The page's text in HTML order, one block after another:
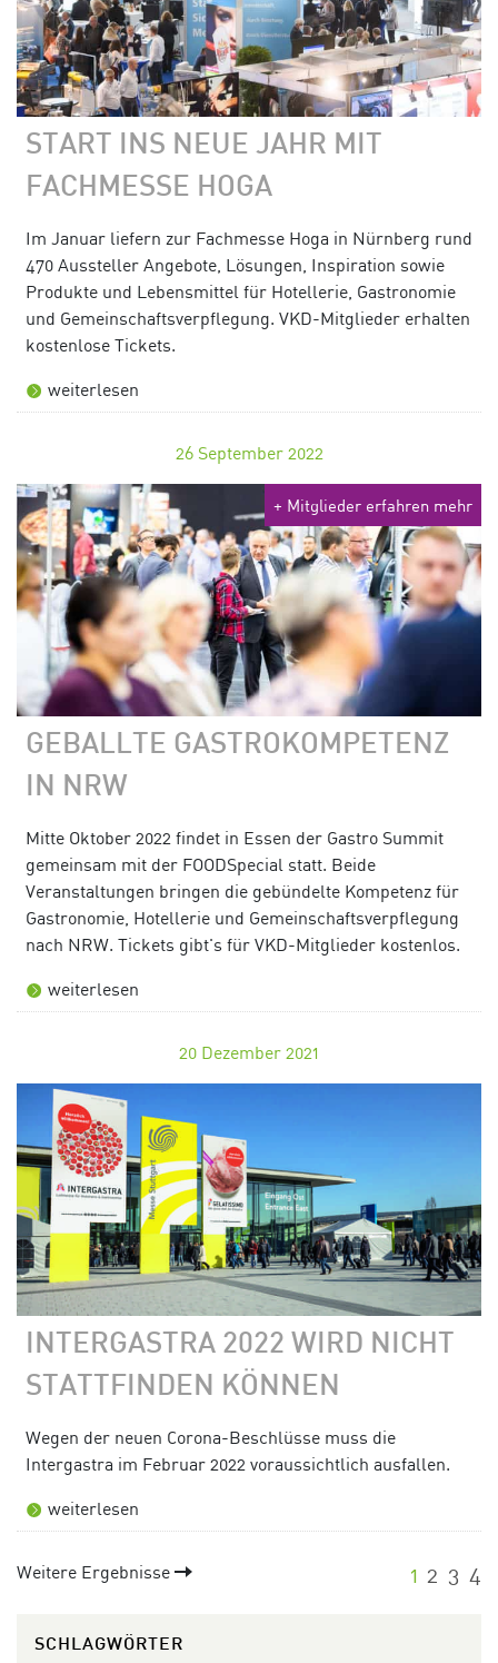
START INS NEUE JAHR MIT
FACHMESSE HOGA
Im Januar liefern zur Fachmesse Hoga in Nürnberg rund
470 Aussteller Angebote, Lösungen, Inspiration sowie
Produkte und Lebensmittel für Hotellerie, Gastronomie
und Gemeinschaftsverpflegung. VKD-Mitglieder erhalten
kostenlose Tickets.
weiterlesen
26 September 2022
+ Mitglieder erfahren mehr
GEBALLTE GASTROKOMPETENZ
IN NRW
Mitte Oktober 2022 findet in Essen der Gastro Summit
gemeinsam mit der FOODSpecial statt. Beide
Veranstaltungen bringen die gebündelte Kompetenz für
Gastronomie, Hotellerie und Gemeinschaftsverpflegung
nach NRW. Tickets gibt's für VKD-Mitglieder kostenlos.
weiterlesen
20 Dezember 2021
INTERGASTRA 2022 WIRD NICHT
STATTFINDEN KÖNNEN
Wegen der neuen Corona-Beschlüsse muss die
Intergastra im Februar 2022 voraussichtlich ausfallen.
weiterlesen
Weitere Ergebnisse 1 2 3 4
SCHLAGWÖRTER